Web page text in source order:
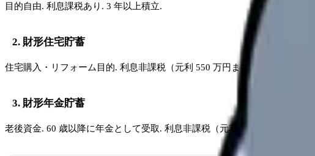
目的自由. 利息課税あり. 3 年以上積立.
2. 財形住宅貯蓄
住宅購入・リフォーム目的. 利息非課税（元利 550 万円まで）. 5 年以上積立.
3. 財形年金貯蓄
老後資金. 60 歳以降に年金として受取. 利息非課税（元利 550 万円まで）.